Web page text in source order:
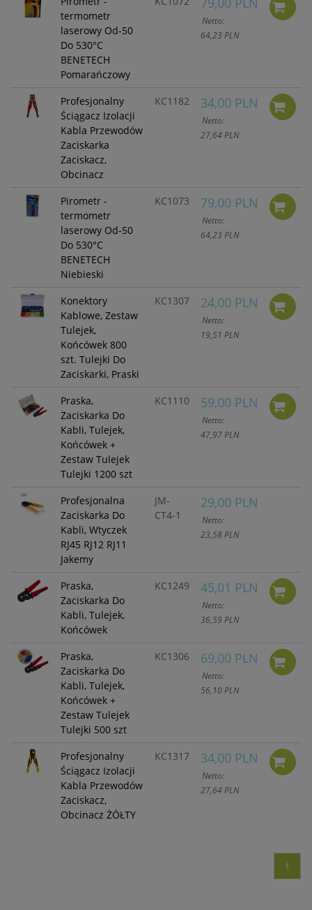
termometr
laserowy Od-50
Do 530°C
BENETECH
Pomarańczowy
Netto:
64,23 PLN
Profesjonalny
Ściągacz Izolacji
Kabla Przewodów
Zaciskarka
Zaciskacz,
Obcinacz
KC1182 34,00 PLN
Netto:
27,64 PLN
Pirometr -
termometr
laserowy Od-50
Do 530°C
BENETECH
Niebieski
KC1073 79,00 PLN
Netto:
64,23 PLN
Konektory
Kablowe, Zestaw
Tulejek,
Końcówek 800
szt. Tulejki Do
Zaciskarki, Praski
KC1307 24,00 PLN
Netto:
19,51 PLN
Praska,
Zaciskarka Do
Kabli, Tulejek,
Końcówek +
Zestaw Tulejek
Tulejki 1200 szt
KC1110 59,00 PLN
Netto:
47,97 PLN
Profesjonalna
Zaciskarka Do
Kabli, Wtyczek
RJ45 RJ12 RJ11
Jakemy
JM-
CT4-1
29,00 PLN
Netto:
23,58 PLN
Praska,
Zaciskarka Do
Kabli, Tulejek,
Końcówek
KC1249 45,01 PLN
Netto:
36,59 PLN
Praska,
Zaciskarka Do
Kabli, Tulejek,
Końcówek +
Zestaw Tulejek
Tulejki 500 szt
KC1306 69,00 PLN
Netto:
56,10 PLN
Profesjonalny
Ściągacz Izolacji
Kabla Przewodów
Zaciskacz,
Obcinacz ŻÓŁTY
KC1317 34,00 PLN
Netto:
27,64 PLN
1
prywatności w związku z
czym nie mamy wpływu na
prowadzoną przez
dostawców politykę
prywatności oraz
wykorzystywania przez nich
Wszelkie pytania oraz
zgłoszenia możesz kierować
od wyznaczonego
pod adres
marketing@kecja.pl